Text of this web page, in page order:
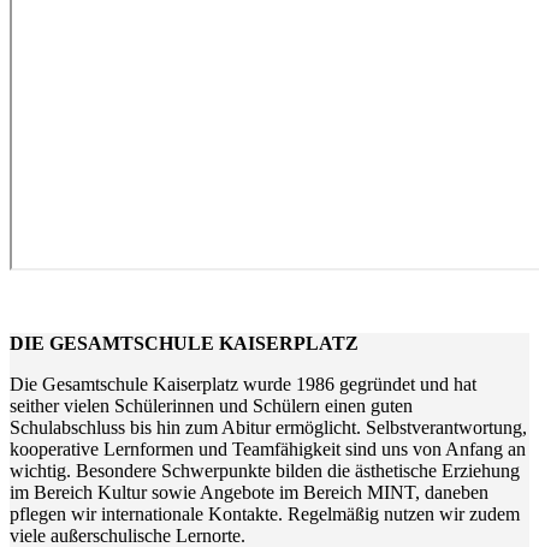
DIE GESAMTSCHULE KAISERPLATZ
Die Gesamtschule Kaiserplatz wurde 1986 gegründet und hat
seither vielen Schülerinnen und Schülern einen guten
Schulabschluss bis hin zum Abitur ermöglicht. Selbstverantwortung,
kooperative Lernformen und Teamfähigkeit sind uns von Anfang an
wichtig. Besondere Schwerpunkte bilden die ästhetische Erziehung
im Bereich Kultur sowie Angebote im Bereich MINT, daneben
pflegen wir internationale Kontakte. Regelmäßig nutzen wir zudem
viele außerschulische Lernorte.